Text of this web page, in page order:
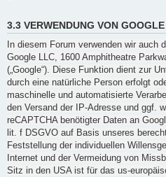
3.3 VERWENDUNG VON
In diesem Forum verwenden wir auch
Google LLC, 1600 Amphitheatre
(„Google“). Diese Funktion dient zur
durch eine natürliche Person erfolgt
maschinelle und automatisierte
den Versand der IP-Adresse und ggf.
reCAPTCHA benötigter Daten an
lit. f DSGVO auf Basis unseres
Feststellung der individuellen
Internet und der Vermeidung von
Sitz in den USA ist für das us-